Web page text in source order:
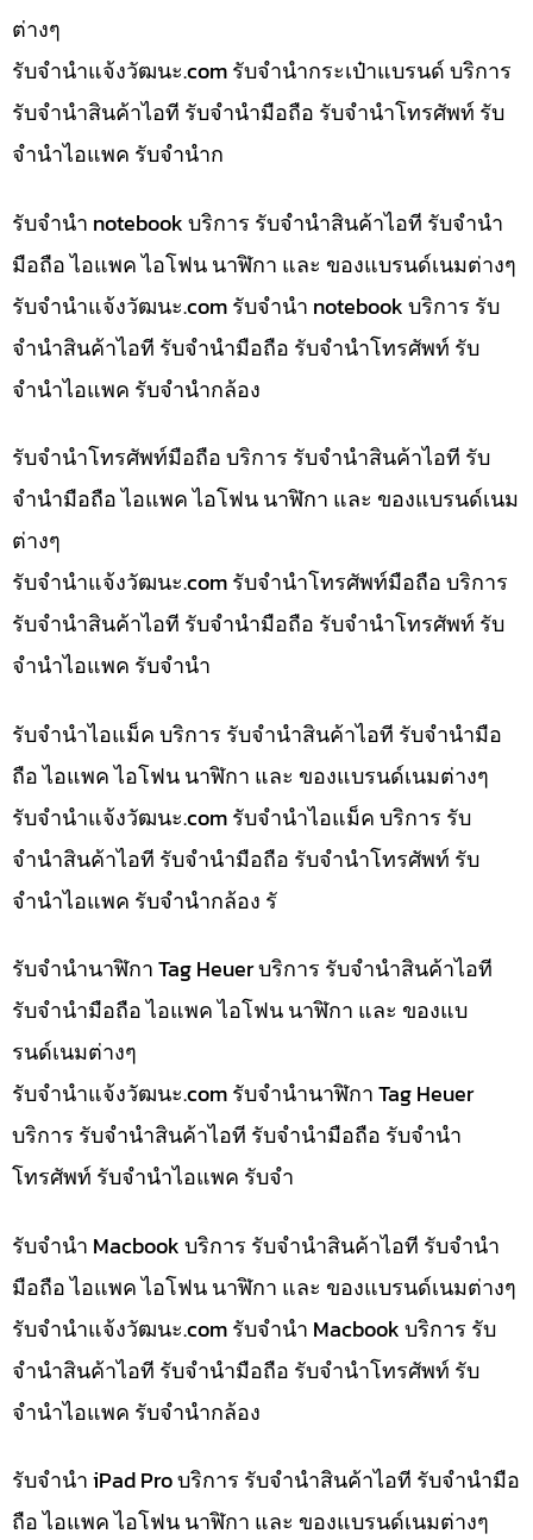
ต่างๆ
รับจํานําแจ้งวัฒนะ.com รับจำนำกระเป๋าแบรนด์ บริการ
รับจำนำสินค้าไอที รับจำนำมือถือ รับจำนำโทรศัพท์ รับ
จำนำไอแพค รับจำนำก
รับจำนำ notebook บริการ รับจำนำสินค้าไอที รับจำนำ
มือถือ ไอแพค ไอโฟน นาฬิกา และ ของแบรนด์เนมต่างๆ
รับจํานําแจ้งวัฒนะ.com รับจำนำ notebook บริการ รับ
จำนำสินค้าไอที รับจำนำมือถือ รับจำนำโทรศัพท์ รับ
จำนำไอแพค รับจำนำกล้อง
รับจำนำโทรศัพท์มือถือ บริการ รับจำนำสินค้าไอที รับ
จำนำมือถือ ไอแพค ไอโฟน นาฬิกา และ ของแบรนด์เนม
ต่างๆ
รับจํานําแจ้งวัฒนะ.com รับจำนำโทรศัพท์มือถือ บริการ
รับจำนำสินค้าไอที รับจำนำมือถือ รับจำนำโทรศัพท์ รับ
จำนำไอแพค รับจำนำ
รับจำนำไอแม็ค บริการ รับจำนำสินค้าไอที รับจำนำมือ
ถือ ไอแพค ไอโฟน นาฬิกา และ ของแบรนด์เนมต่างๆ
รับจํานําแจ้งวัฒนะ.com รับจำนำไอแม็ค บริการ รับ
จำนำสินค้าไอที รับจำนำมือถือ รับจำนำโทรศัพท์ รับ
จำนำไอแพค รับจำนำกล้อง รั
รับจำนำนาฬิกา Tag Heuer บริการ รับจำนำสินค้าไอที
รับจำนำมือถือ ไอแพค ไอโฟน นาฬิกา และ ของแบ
รนด์เนมต่างๆ
รับจํานําแจ้งวัฒนะ.com รับจำนำนาฬิกา Tag Heuer
บริการ รับจำนำสินค้าไอที รับจำนำมือถือ รับจำนำ
โทรศัพท์ รับจำนำไอแพค รับจำ
รับจำนำ Macbook บริการ รับจำนำสินค้าไอที รับจำนำ
มือถือ ไอแพค ไอโฟน นาฬิกา และ ของแบรนด์เนมต่างๆ
รับจํานําแจ้งวัฒนะ.com รับจำนำ Macbook บริการ รับ
จำนำสินค้าไอที รับจำนำมือถือ รับจำนำโทรศัพท์ รับ
จำนำไอแพค รับจำนำกล้อง
รับจำนำ iPad Pro บริการ รับจำนำสินค้าไอที รับจำนำมือ
ถือ ไอแพค ไอโฟน นาฬิกา และ ของแบรนด์เนมต่างๆ